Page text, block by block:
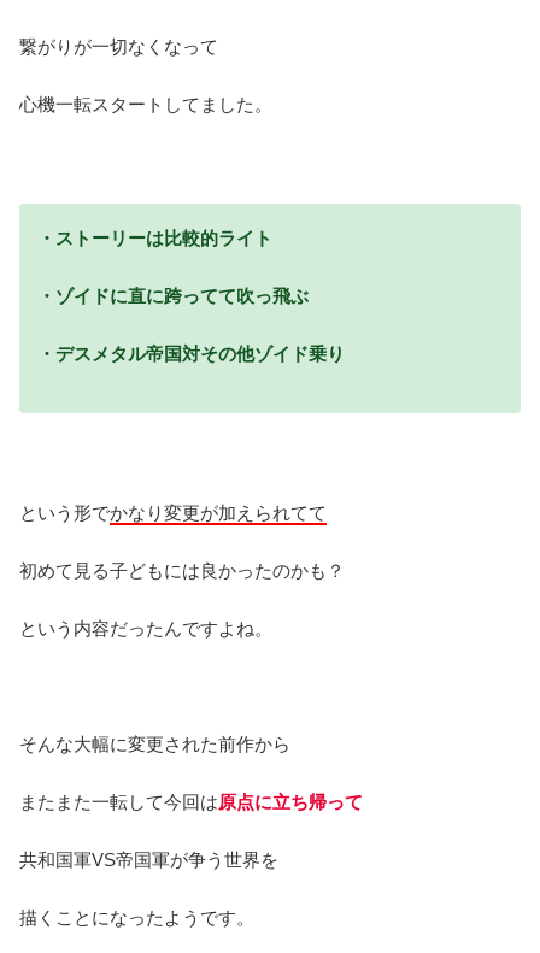
繋がりが一切なくなって
心機一転スタートしてました。
・ストーリーは比較的ライト
・ゾイドに直に跨ってて吹っ飛ぶ
・デスメタル帝国対その他ゾイド乗り
という形でかなり変更が加えられてて
初めて見る子どもには良かったのかも？
という内容だったんですよね。
そんな大幅に変更された前作から
またまた一転して今回は原点に立ち帰って
共和国軍VS帝国軍が争う世界を
描くことになったようです。